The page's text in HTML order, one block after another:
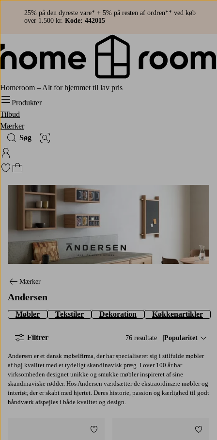
25% på den dyreste vare* + 5% på resten af ordren** ved køb
over 1.500 kr. Kode: 442015
Homeroom – Alt for hjemmet til lav pris
Produkter
Tilbud
Mærker
Søg
Billedsøgning
Log ind på Homeroom
Gå til favoritmarkerede produkter
Gå til indkøbskurven
Andersen
Mærker
Andersen
Møbler Tekstiler Dekoration Køkkenartikler
76 resultate Sorter efter:
Popularitet
Filtrer
Andersen er et dansk møbelfirma, der har specialiseret sig i stilfulde møbler
af høj kvalitet med et tydeligt skandinavisk præg. I over 100 år har
virksomheden designet unikke og smukke møbler inspireret af sine
skandinaviske rødder. Hos Andersen værdsætter de ekstraordinære møbler og
interiør, der er skabt med hjertet. Deres historie, passion og kærlighed til godt
håndværk afspejles i både kvalitet og design.
Tilføj til favoritter